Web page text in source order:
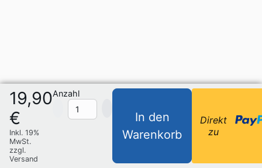
19,90
€
Inkl. 19%
MwSt.
zzgl.
Versand
Anzahl
In den
Warenkorb
Direkt
zu